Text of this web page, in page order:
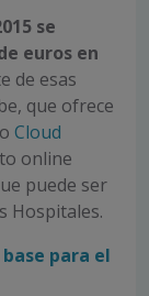
se
euros en
de esas
que ofrece
Cloud
online
puede ser
Hospitales.
para el